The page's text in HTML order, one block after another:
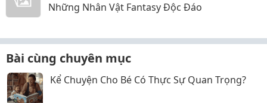
Những Nhân Vật Fantasy Độc Đáo
Bài cùng chuyên mục
Kể Chuyện Cho Bé Có Thực Sự Quan Trọng?